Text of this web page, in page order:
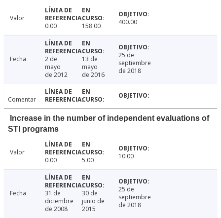
Valor
0.00
158.00 400.00
Fecha
2 de
mayo
de 2012
13 de
mayo
de 2016
25 de
septiembre
de 2018
Comentar
Increase in the number of independent evaluations of
STI programs
Valor
0.00
5.00 10.00
Fecha
31 de
diciembre
de 2008
30 de
junio de
2015
25 de
septiembre
de 2018